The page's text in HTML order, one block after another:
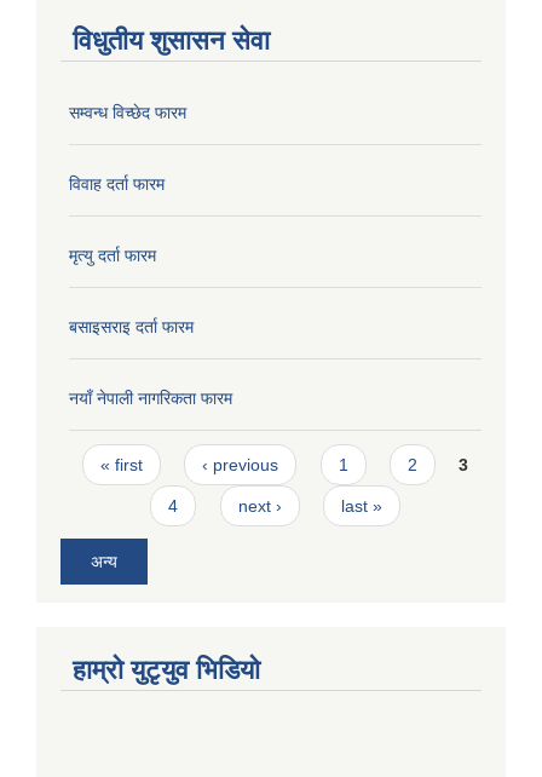
विधुतीय शुसासन सेवा
सम्वन्ध विच्छेद फारम
विवाह दर्ता फारम
मृत्यु दर्ता फारम
बसाइसराइ दर्ता फारम
नयाँ नेपाली नागरिकता फारम
Pages
« first ‹ previous 1 2 3
4 next › last »
अन्य
हाम्राे युटृयुव भिडियाे